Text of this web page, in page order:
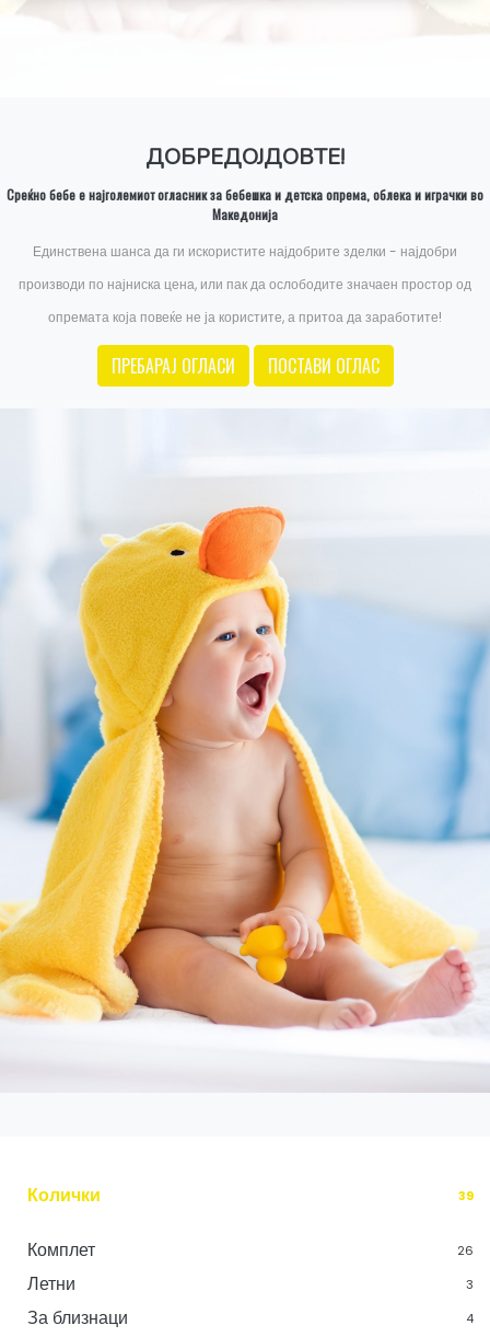
ДОБРЕДОЈДОВТЕ!
Среќно бебе е најголемиот огласник за бебешка и детска опрема, облека и играчки во
Македонија
Единствена шанса да ги искористите најдобрите зделки - најдобри
производи по најниска цена, или пак да ослободите значаен простор од
опремата која повеќе не ја користите, а притоа да заработите!
ПРЕБАРАЈ ОГЛАСИ ПОСТАВИ ОГЛАС
39
Колички
26
Комплет
3
Летни
4
За близнаци